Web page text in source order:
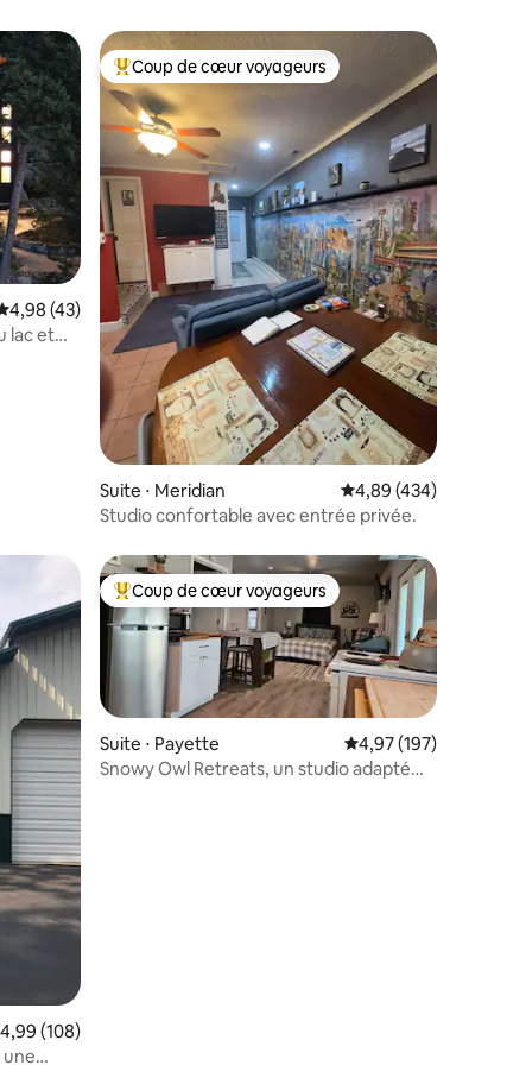
: 4,99 sur 5
appréciés
moyenne sur la base de 43 commentaires : 4,98 sur 5
4,98 (43)
lac et
Coups de cœur voyageurs les plus appréciés
Coup de cœur voyageurs
Suite ⋅ Meridian Évaluation moyenne
4,89 (434)
Studio confortable avec entrée privée.
: 4,91 sur 5
appréciés
moyenne sur la base de 108 commentaires : 4,99 sur 5
4,99 (108)
une
Coups de cœur voyageurs les plus appréciés
Coup de cœur voyageurs
Suite ⋅ Payette Évaluation moyenne
4,97 (197)
Snowy Owl Retreats, un studio adapté